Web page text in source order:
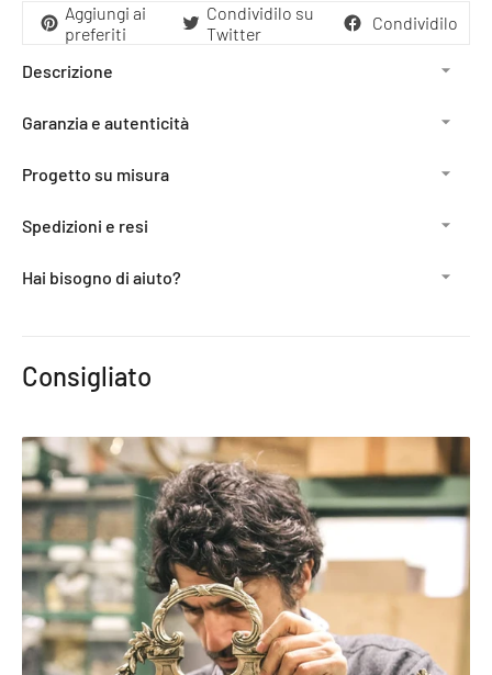
Aggiungi ai
preferiti
Condividilo su
Twitter
Condividilo
Descrizione
Garanzia e autenticità
Progetto su misura
Spedizioni e resi
Hai bisogno di aiuto?
prodotto
Consigliato